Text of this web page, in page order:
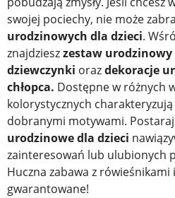
swojej pociechy, nie może
urodzinowych dla dzieci.
znajdzieszzestaw urodzinowy
dziewczynki orazdekoracje
chłopca. Dostępne w różnych
kolorystycznych
dobranymi motywami.
urodzinowe dla dzieci
zainteresowań lub ulubionych
Huczna zabawa z
gwarantowane!